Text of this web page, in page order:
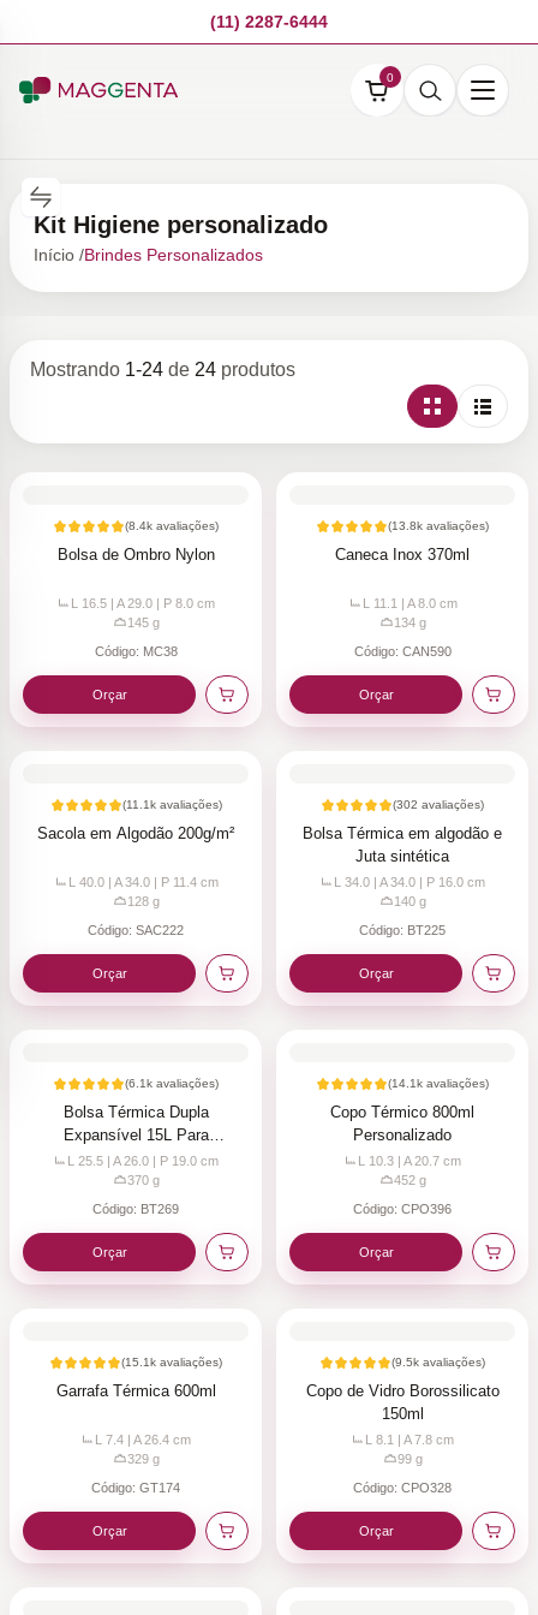
(11) 2287-6444
0
Kit Higiene personalizado
Início /Brindes Personalizados
Mostrando 1-24 de 24 produtos
(8.4k avaliações)
Bolsa de Ombro Nylon
L 16.5 | A 29.0 | P 8.0 cm
145g
Código: MC38
Orçar
(13.8k avaliações)
Caneca Inox 370ml
L 11.1 | A 8.0cm
134g
Código: CAN590
Orçar
(11.1kavaliações)
Sacola em Algodão 200g/m²
L 40.0 | A 34.0 | P 11.4cm
128g
Código: SAC222
Orçar
(302 avaliações)
Bolsa Térmica em algodão e
Juta sintética
L 34.0 | A 34.0 | P 16.0 cm
140g
Código: BT225
Orçar
(6.1k avaliações)
Bolsa Térmica Dupla
Expansível 15L Para
Personalizar
L 25.5 | A 26.0 | P 19.0 cm
370g
Código: BT269
Orçar
(14.1k avaliações)
Copo Térmico 800ml
Personalizado
L 10.3 | A 20.7 cm
452g
Código: CPO396
Orçar
(15.1k avaliações)
Garrafa Térmica 600ml
L 7.4 | A 26.4 cm
329g
Código: GT174
Orçar
(9.5k avaliações)
Copo de Vidro Borossilicato
150ml
L 8.1 | A 7.8 cm
99g
Código: CPO328
Orçar